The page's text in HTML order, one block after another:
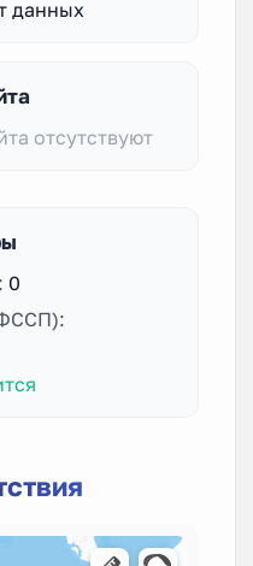
данных
отсутствуют
0